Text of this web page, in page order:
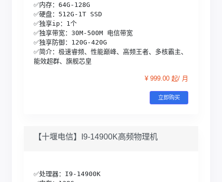
✅内存：64G-128G
✅硬盘：512G-1T SSD
✅独享ip：1个
✅独享带宽：30M-500M 电信带宽
✅独享防御：120G-420G
✅简介：极速睿频、性能巅峰、高频王者、多核霸主、
能效超群、旗舰芯皇
¥ 999.00 起/ 月
立即购买
【十堰电信】I9-14900K高频物理机
✅处理器：I9-14900K